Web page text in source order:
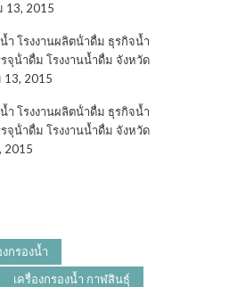
13, 2015
ำ โรงงานผลิตน้ําดื่ม ธุรกิจน้ำ
จุน้ําดื่ม โรงงานน้ำดื่ม จังหวัด
13, 2015
ำ โรงงานผลิตน้ําดื่ม ธุรกิจน้ำ
จุน้ําดื่ม โรงงานน้ำดื่ม จังหวัด
2015
กรองน้ำ
เครื่องกรองน้ำ กาฬสินธุ์